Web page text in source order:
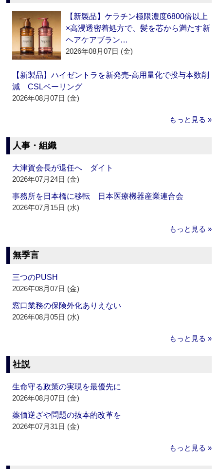
【新製品】ケラチン極限濃度6800倍以上
×高浸透密着処方で、髪を芯から満たす新
ヘアケアブラン…
2026年08月07日 (金)
【新製品】ハイゼントラを新発売‐高用量化で投与本数削
減 CSLベーリング
2026年08月07日 (金)
もっと見る »
人事・組織
大津賀会長が退任へ ダイト
2026年07月24日 (金)
事務所を日本橋に移転 日本医療機器産業連合会
2026年07月15日 (水)
もっと見る »
無季言
三つのPUSH
2026年08月07日 (金)
窓口業務の保険外化ありえない
2026年08月05日 (水)
もっと見る »
社説
生命守る政策の実現を最優先に
2026年08月07日 (金)
薬価逆ざや問題の抜本的改革を
2026年07月31日 (金)
もっと見る »